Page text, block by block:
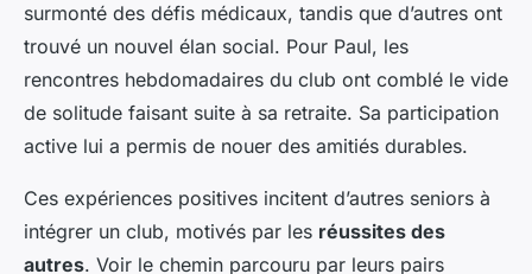
surmonté des défis médicaux, tandis que d’autres ont
trouvé un nouvel élan social. Pour Paul, les
rencontres hebdomadaires du club ont comblé le vide
de solitude faisant suite à sa retraite. Sa participation
active lui a permis de nouer des amitiés durables.
Ces expériences positives incitent d’autres seniors à
intégrer un club, motivés par les réussites des
autres. Voir le chemin parcouru par leurs pairs